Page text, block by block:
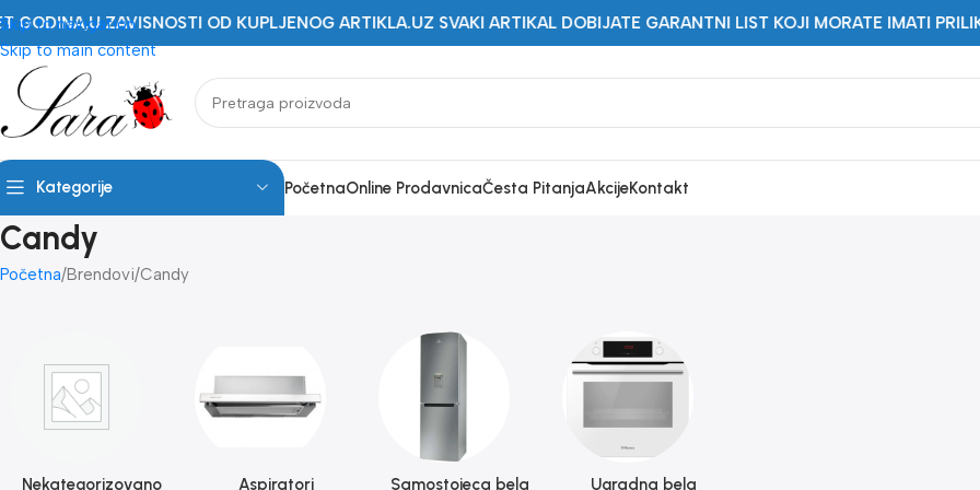
Skip to navigation
Skip to main content
ZAVISNOSTI OD KUPLJENOG ARTIKLA.UZ SVAKI ARTIKAL DOBIJATE GARANTNI LIST KOJI MORATE IMATI PRILIKOM
Kategorije PočetnaOnline ProdavnicaČesta PitanjaAkcijeKontakt
Candy
Početna Brendovi Candy
Nekategorizovano
Aspiratori
Samostojeca bela
Ugradna bela